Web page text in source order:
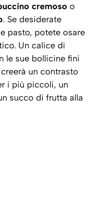
cremoso o
. Se desiderate
pasto, potete osare
Un calice di
le sue bollicine fini
un contrasto
i più piccoli, un
succo di frutta alla